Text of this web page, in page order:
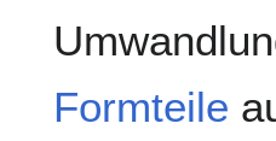
Formteile